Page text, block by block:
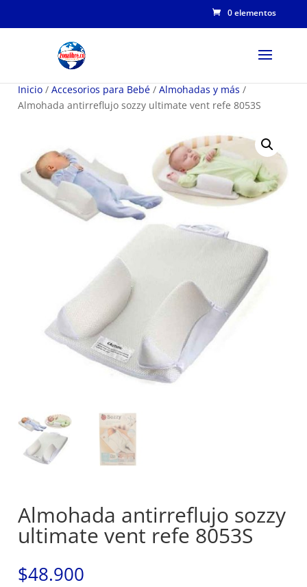
0 elementos
Inicio / Accesorios para Bebé / Almohadas y más /
Almohada antirreflujo sozzy ultimate vent refe 8053S
Almohada antirreflujo sozzy
ultimate vent refe 8053S
$48.900